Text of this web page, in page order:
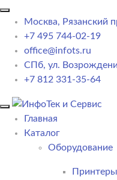
Москва, Рязанский
+7 495 744-02-19
office@infots.ru
СПб, ул.
+7 812 331-35-64
Главная
Каталог
Оборудование